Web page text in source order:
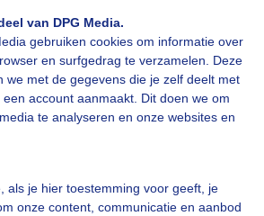
van DPG Media.
gebruiken cookies om informatie over
en surfgedrag te verzamelen. Deze
we met de gegevens die je zelf deelt met
account aanmaakt. Dit doen we om
te analyseren en onze websites en
als je hier toestemming voor geeft, je
onze content, communicatie en aanbod